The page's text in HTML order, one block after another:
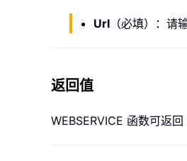
Url （必填）：请
返回值
WEBSERVICE 函数可返回